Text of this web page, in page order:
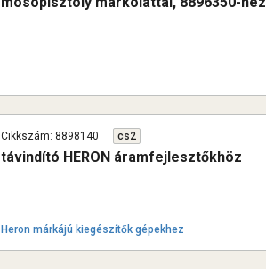
Cikkszám: 8898140 cs2
távindító HERON áramfejlesztőkhöz
Heron márkájú kiegészítők gépekhez